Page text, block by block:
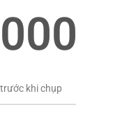
khi chụp